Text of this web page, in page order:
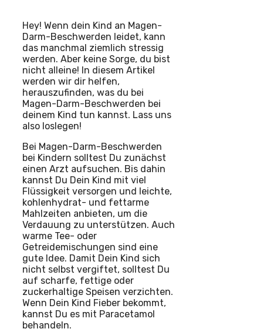
Hey! Wenn dein Kind an Magen-
Darm-Beschwerden leidet, kann
das manchmal ziemlich stressig
werden. Aber keine Sorge, du bist
nicht alleine! In diesem Artikel
werden wir dir helfen,
herauszufinden, was du bei
Magen-Darm-Beschwerden bei
deinem Kind tun kannst. Lass uns
also loslegen!
Bei Magen-Darm-Beschwerden
bei Kindern solltest Du zunächst
einen Arzt aufsuchen. Bis dahin
kannst Du Dein Kind mit viel
Flüssigkeit versorgen und leichte,
kohlenhydrat- und fettarme
Mahlzeiten anbieten, um die
Verdauung zu unterstützen. Auch
warme Tee- oder
Getreidemischungen sind eine
gute Idee. Damit Dein Kind sich
nicht selbst vergiftet, solltest Du
auf scharfe, fettige oder
zuckerhaltige Speisen verzichten.
Wenn Dein Kind Fieber bekommt,
kannst Du es mit Paracetamol
behandeln.